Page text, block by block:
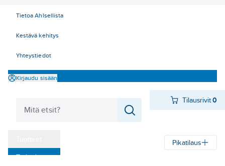
Tietoa Ahlsellista
Kestävä kehitys
Yhteystiedot
Kirjaudu sisään
Tilausrivit 0
‎Tarjoukset
Pikatilaus